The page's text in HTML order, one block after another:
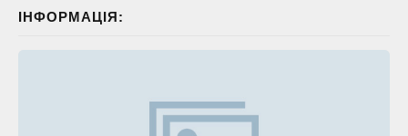
ІНФОРМАЦІЯ: